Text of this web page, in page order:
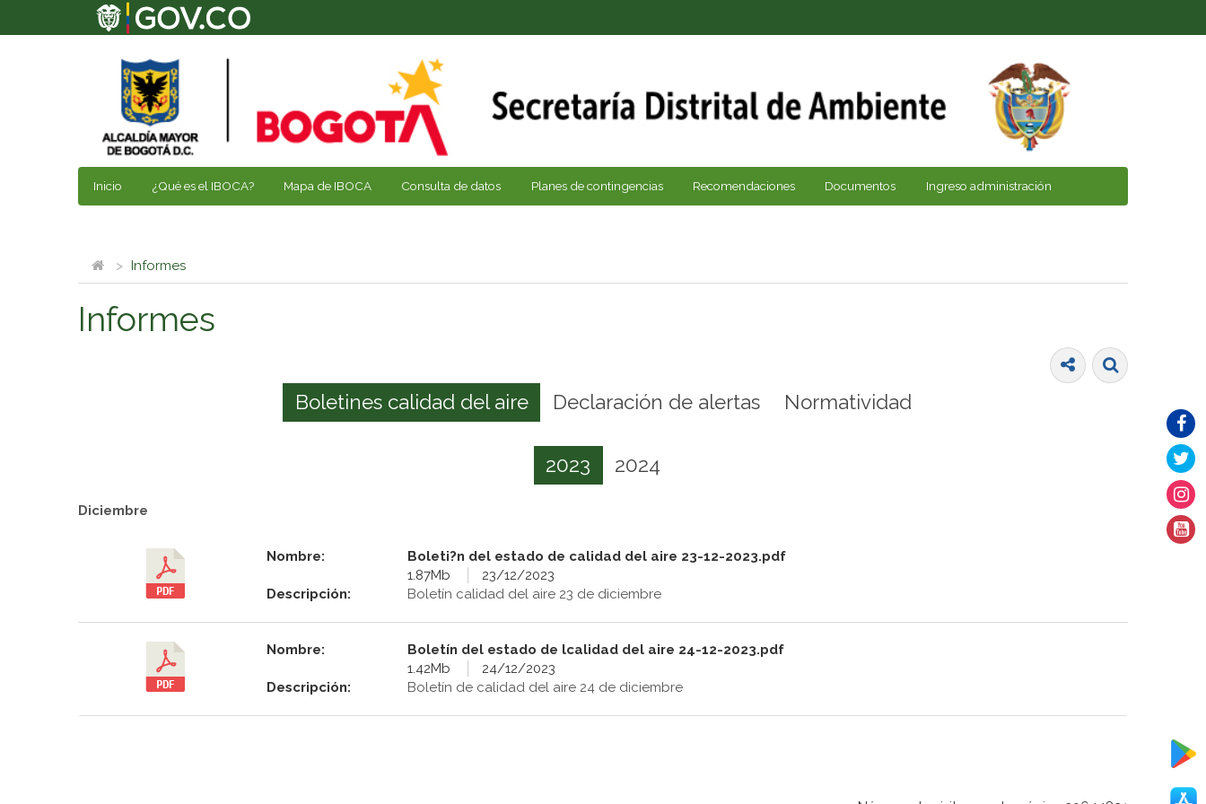
Inicio ¿Qué es el IBOCA? Mapa de IBOCA Consulta de datos Planes de contingencias Recomendaciones Documentos Ingreso administración
Informes
Informes
Boletines calidad del aire Declaración de alertas Normatividad
2023 2024
Diciembre
Nombre:
Boleti?n del estado de calidad del aire 23-12-2023.pdf
1.87Mb
23/12/2023
Descripción:
Boletín calidad del aire 23 de diciembre
Nombre:
Boletín del estado de lcalidad del aire 24-12-2023.pdf
1.42Mb
24/12/2023
Descripción:
Boletín de calidad del aire 24 de diciembre